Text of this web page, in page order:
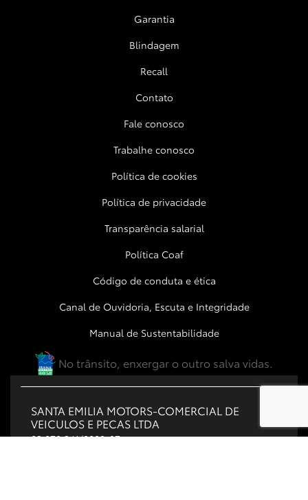
Garantia
Blindagem
Recall
Contato
Fale conosco
Trabalhe conosco
Política de cookies
Política de privacidade
Transparência salarial
Política Coaf
Código de conduta e ética
Canal de Ouvidoria, Escuta e Integridade
Manual de Sustentabilidade
No trânsito, enxergar o outro salva vidas.
SANTA EMILIA MOTORS-COMERCIAL DE
VEICULOS E PECAS LTDA
03.870.341/0002-97